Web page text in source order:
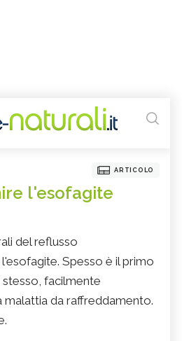
ARTICOLO
l'esofagite
del reflusso
Spesso è il primo
facilmente
da raffreddamento.